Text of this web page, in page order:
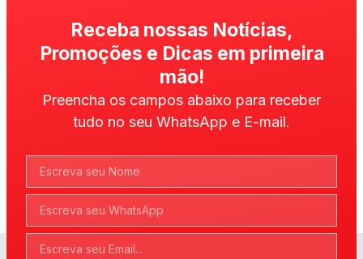
Receba nossas Notícias,
Promoções e Dicas em primeira
mão!
Preencha os campos abaixo para receber
tudo no seu WhatsApp e E-mail.